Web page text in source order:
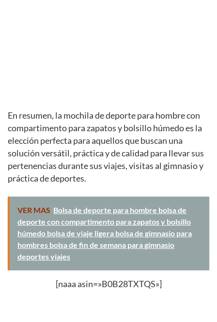
En resumen, la mochila de deporte para hombre con
compartimento para zapatos y bolsillo húmedo es la
elección perfecta para aquellos que buscan una
solución versátil, práctica y de calidad para llevar sus
pertenencias durante sus viajes, visitas al gimnasio y
práctica de deportes.
VER MAS Bolsa de deporte para hombre bolsa de
deporte con compartimento para zapatos y bolsillo
húmedo bolsa de viaje ligera bolsa de gimnasio para
hombres bolsa de fin de semana para gimnasio
deportes viajes
[naaa asin=»B0B28TXTQS»]